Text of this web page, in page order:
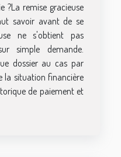
?La remise gracieuse
savoir avant de se
ne s'obtient pas
simple demande.
dossier au cas par
la situation financière
de paiement et